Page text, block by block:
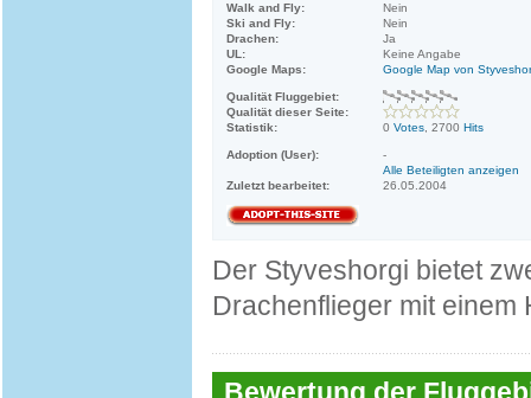
Walk and Fly:
Nein
Ski and Fly:
Nein
Drachen:
Ja
UL:
Keine Angabe
Google Maps:
Google Map von
Qualität Fluggebiet:
Qualität dieser Seite:
Statistik:
0 Votes , 2700 Hits
Adoption (User):
-
Alle Beteiligten anzeigen
Zuletzt bearbeitet:
26.05.2004
Der Styveshorgi bietet
Drachenflieger mit einem